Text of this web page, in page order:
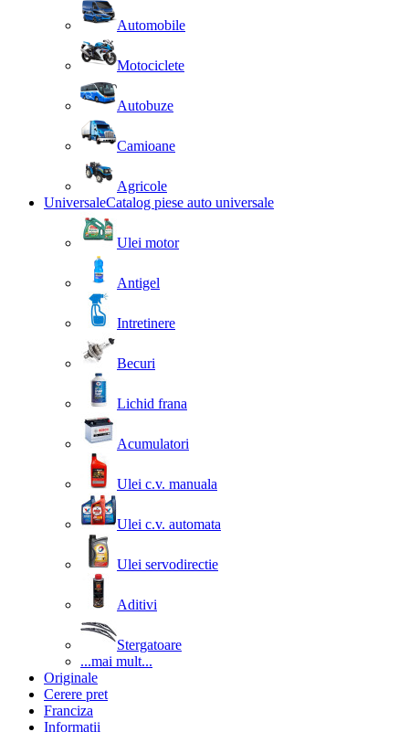
Automobile
Motociclete
Autobuze
Camioane
Agricole
UniversaleCatalog piese auto universale
Ulei motor
Antigel
Intretinere
Becuri
Lichid frana
Acumulatori
Ulei c.v. manuala
Ulei c.v. automata
Ulei servodirectie
Aditivi
Stergatoare
...mai mult...
Originale
Cerere pret
Franciza
Informatii